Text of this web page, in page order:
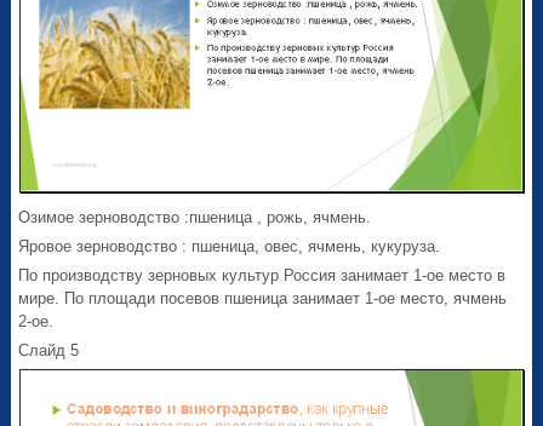
Озимое зерноводство :пшеница , рожь, ячмень.
Яровое зерноводство : пшеница, овес, ячмень, кукуруза.
По производству зерновых культур Россия занимает 1-ое место в
мире. По площади посевов пшеница занимает 1-ое место, ячмень
2-ое.
Слайд 5